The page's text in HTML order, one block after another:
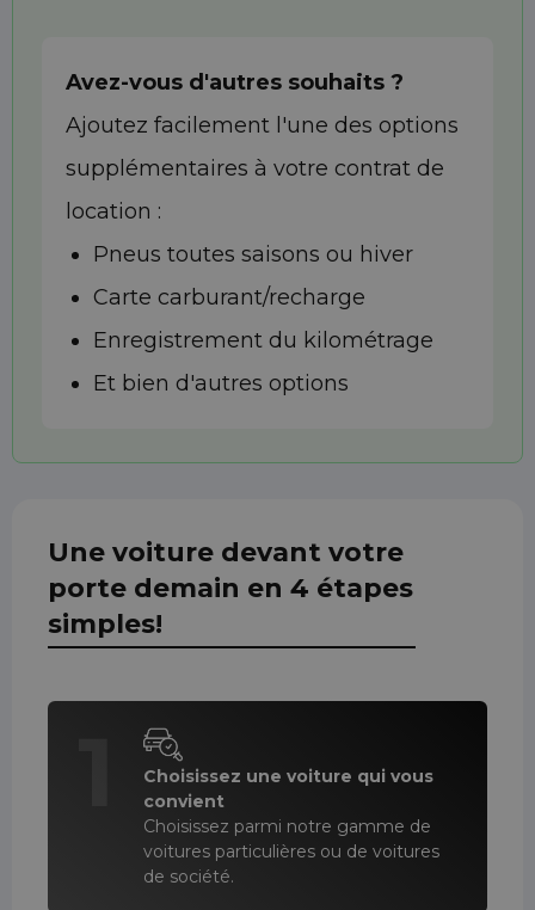
Avez-vous d'autres souhaits ?
Ajoutez facilement l'une des options
supplémentaires à votre contrat de
location :
Pneus toutes saisons ou hiver
Carte carburant/recharge
Enregistrement du kilométrage
Et bien d'autres options
Une voiture devant votre
porte demain en 4 étapes
simples!
Choisissez une voiture qui vous
convient
Choisissez parmi notre gamme de
voitures particulières ou de voitures
de société.